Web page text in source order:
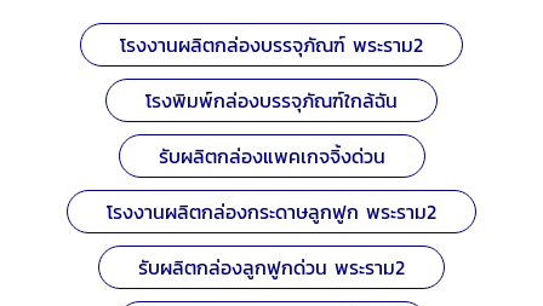
โรงงานผลิตกล่องบรรจุภัณฑ์ พระราม2
โรงพิมพ์กล่องบรรจุภัณฑ์ใกล้ฉัน
รับผลิตกล่องแพคเกจจิ้งด่วน
โรงงานผลิตกล่องกระดาษลูกฟูก พระราม2
รับผลิตกล่องลูกฟูกด่วน พระราม2